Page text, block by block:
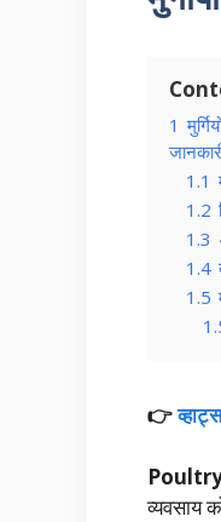
1
1.1
1.2
1.3
1.4
1.5
👉
व्यवसाय